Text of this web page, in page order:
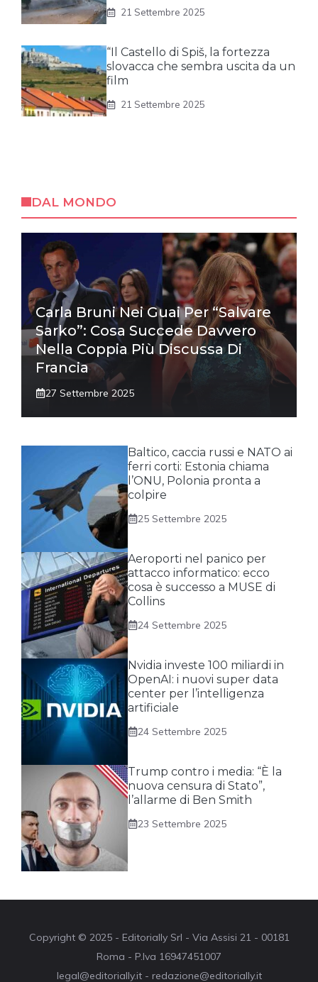
21 Settembre 2025
“Il Castello di Spiš, la fortezza
slovacca che sembra uscita da un
film
21 Settembre 2025
DAL MONDO
Carla Bruni Nei Guai Per “Salvare
Sarko”: Cosa Succede Davvero
Nella Coppia Più Discussa Di
Francia
27 Settembre 2025
Baltico, caccia russi e NATO ai
ferri corti: Estonia chiama
l’ONU, Polonia pronta a
colpire
25 Settembre 2025
Aeroporti nel panico per
attacco informatico: ecco
cosa è successo a MUSE di
Collins
24 Settembre 2025
Nvidia investe 100 miliardi in
OpenAI: i nuovi super data
center per l’intelligenza
artificiale
24 Settembre 2025
Trump contro i media: “È la
nuova censura di Stato”,
l’allarme di Ben Smith
23 Settembre 2025
Copyright © 2025 - Editorially Srl - Via Assisi 21 - 00181
Roma - P.Iva 16947451007
legal@editorially.it - redazione@editorially.it